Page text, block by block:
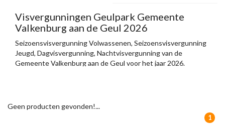
Visvergunningen
Plattegronden
Uit de streek
Streekpakketten
Visvergunningen Geulpark Gemeente
Valkenburg aan de Geul 2026
Seizoensvisvergunning Volwassenen, Seizoensvisvergunning
Jeugd, Dagvisvergunning, Nachtvisvergunning van de
Gemeente Valkenburg aan de Geul voor het jaar 2026.
Geen producten gevonden!...
1